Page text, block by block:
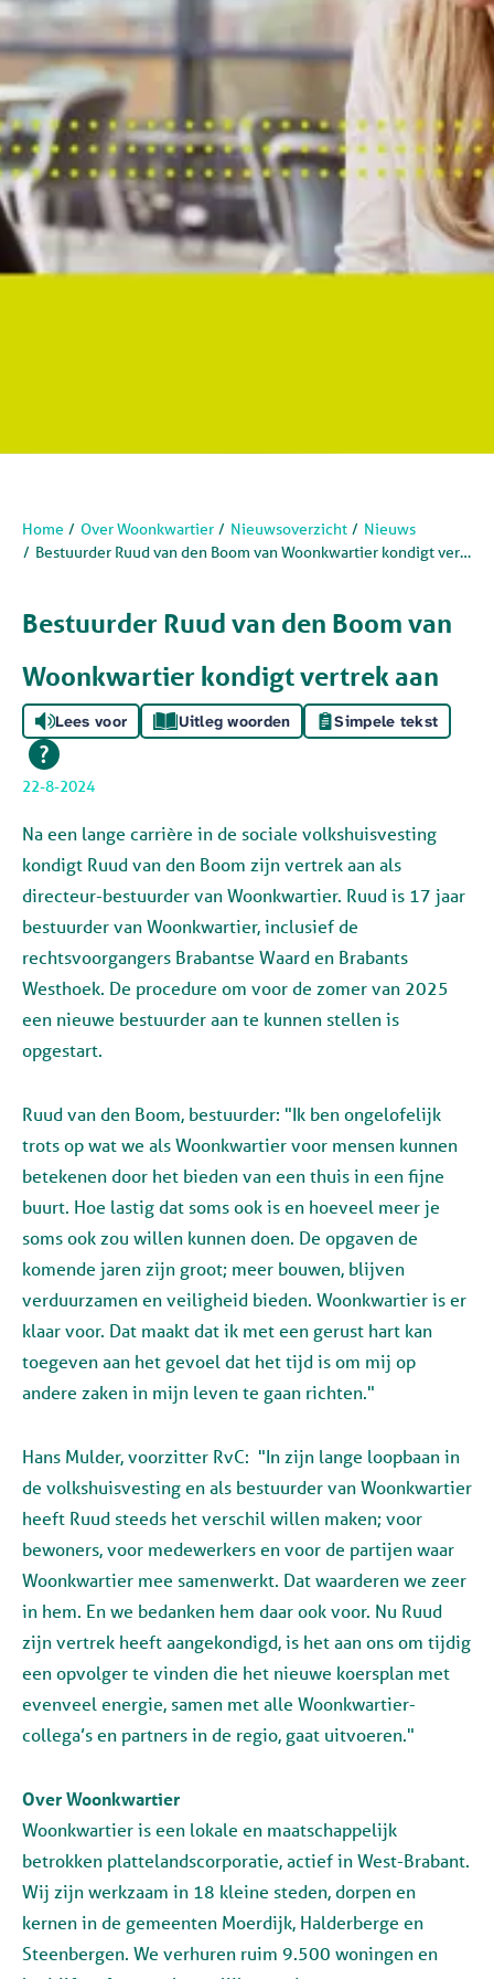
Home Over Woonkwartier Nieuwsoverzicht
Nieuws
Bestuurder Ruud van den Boom van Woonkwartier kondigt vertrek aan
Bestuurder Ruud van den Boom van
Woonkwartier kondigt vertrek aan
Lees voor Uitleg woorden Simpele tekst
22-8-2024
Na een lange carrière in de sociale volkshuisvesting
kondigt Ruud van den Boom zijn vertrek aan als
directeur-bestuurder van Woonkwartier. Ruud is 17 jaar
bestuurder van Woonkwartier, inclusief de
rechtsvoorgangers Brabantse Waard en Brabants
Westhoek. De procedure om voor de zomer van 2025
een nieuwe bestuurder aan te kunnen stellen is
opgestart.
Ruud van den Boom, bestuurder: "Ik ben ongelofelijk
trots op wat we als Woonkwartier voor mensen kunnen
betekenen door het bieden van een thuis in een fijne
buurt. Hoe lastig dat soms ook is en hoeveel meer je
soms ook zou willen kunnen doen. De opgaven de
komende jaren zijn groot; meer bouwen, blijven
verduurzamen en veiligheid bieden. Woonkwartier is er
klaar voor. Dat maakt dat ik met een gerust hart kan
toegeven aan het gevoel dat het tijd is om mij op
andere zaken in mijn leven te gaan richten."
Hans Mulder, voorzitter RvC: "In zijn lange loopbaan in
de volkshuisvesting en als bestuurder van Woonkwartier
heeft Ruud steeds het verschil willen maken; voor
bewoners, voor medewerkers en voor de partijen waar
Woonkwartier mee samenwerkt. Dat waarderen we zeer
in hem. En we bedanken hem daar ook voor. Nu Ruud
zijn vertrek heeft aangekondigd, is het aan ons om tijdig
een opvolger te vinden die het nieuwe koersplan met
evenveel energie, samen met alle Woonkwartier-
collega’s en partners in de regio, gaat uitvoeren."
Over Woonkwartier
Woonkwartier is een lokale en maatschappelijk
betrokken plattelandscorporatie, actief in West-Brabant.
Wij zijn werkzaam in 18 kleine steden, dorpen en
kernen in de gemeenten Moerdijk, Halderberge en
Steenbergen. We verhuren ruim 9.500 woningen en